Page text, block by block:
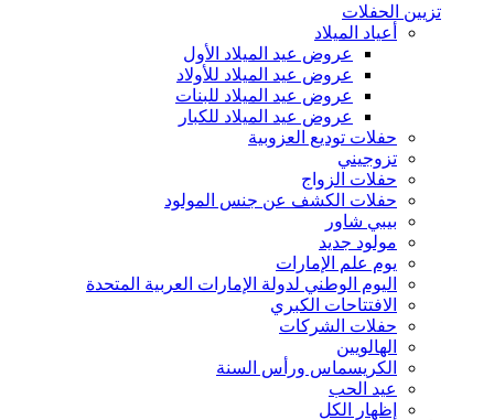
تزيين الحفلات
أعياد الميلاد
عروض عيد الميلاد الأول
عروض عيد الميلاد للأولاد
عروض عيد الميلاد للبنات
عروض عيد الميلاد للكبار
حفلات توديع العزوبية
تزوجيني
حفلات الزواج
حفلات الكشف عن جنس المولود
بيبي شاور
مولود جديد
يوم علم الإمارات
اليوم الوطني لدولة الإمارات العربية المتحدة
الافتتاحات الكبري
حفلات الشركات
الهالويين
الكريسماس ورأس السنة
عيد الحب
إظهار الكل